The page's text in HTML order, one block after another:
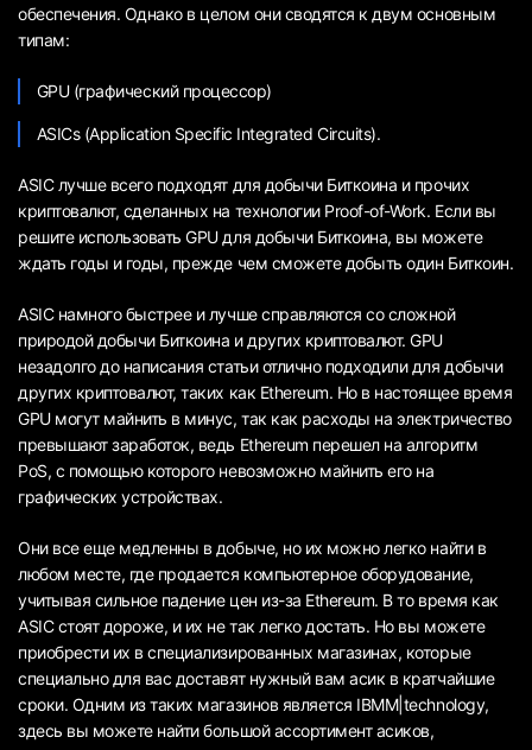
обеспечения. Однако в целом они сводятся к двум основным
типам:
GPU (графический процессор)
ASICs (Application Specific Integrated Circuits).
ASIC лучше всего подходят для добычи Биткоина и прочих
криптовалют, сделанных на технологии Proof-of-Work. Если вы
решите использовать GPU для добычи Биткоина, вы можете
ждать годы и годы, прежде чем сможете добыть один Биткоин.
ASIC намного быстрее и лучше справляются со сложной
природой добычи Биткоина и других криптовалют. GPU
незадолго до написания статьи отлично подходили для добычи
других криптовалют, таких как Ethereum. Но в настоящее время
GPU могут майнить в минус, так как расходы на электричество
превышают заработок, ведь Ethereum перешел на алгоритм
PoS, с помощью которого невозможно майнить его на
графических устройствах.
Они все еще медленны в добыче, но их можно легко найти в
любом месте, где продается компьютерное оборудование,
учитывая сильное падение цен из-за Ethereum. В то время как
ASIC стоят дороже, и их не так легко достать. Но вы можете
приобрести их в специализированных магазинах, которые
специально для вас доставят нужный вам асик в кратчайшие
сроки. Одним из таких магазинов является IBMM|technology,
здесь вы можете найти большой ассортимент асиков,